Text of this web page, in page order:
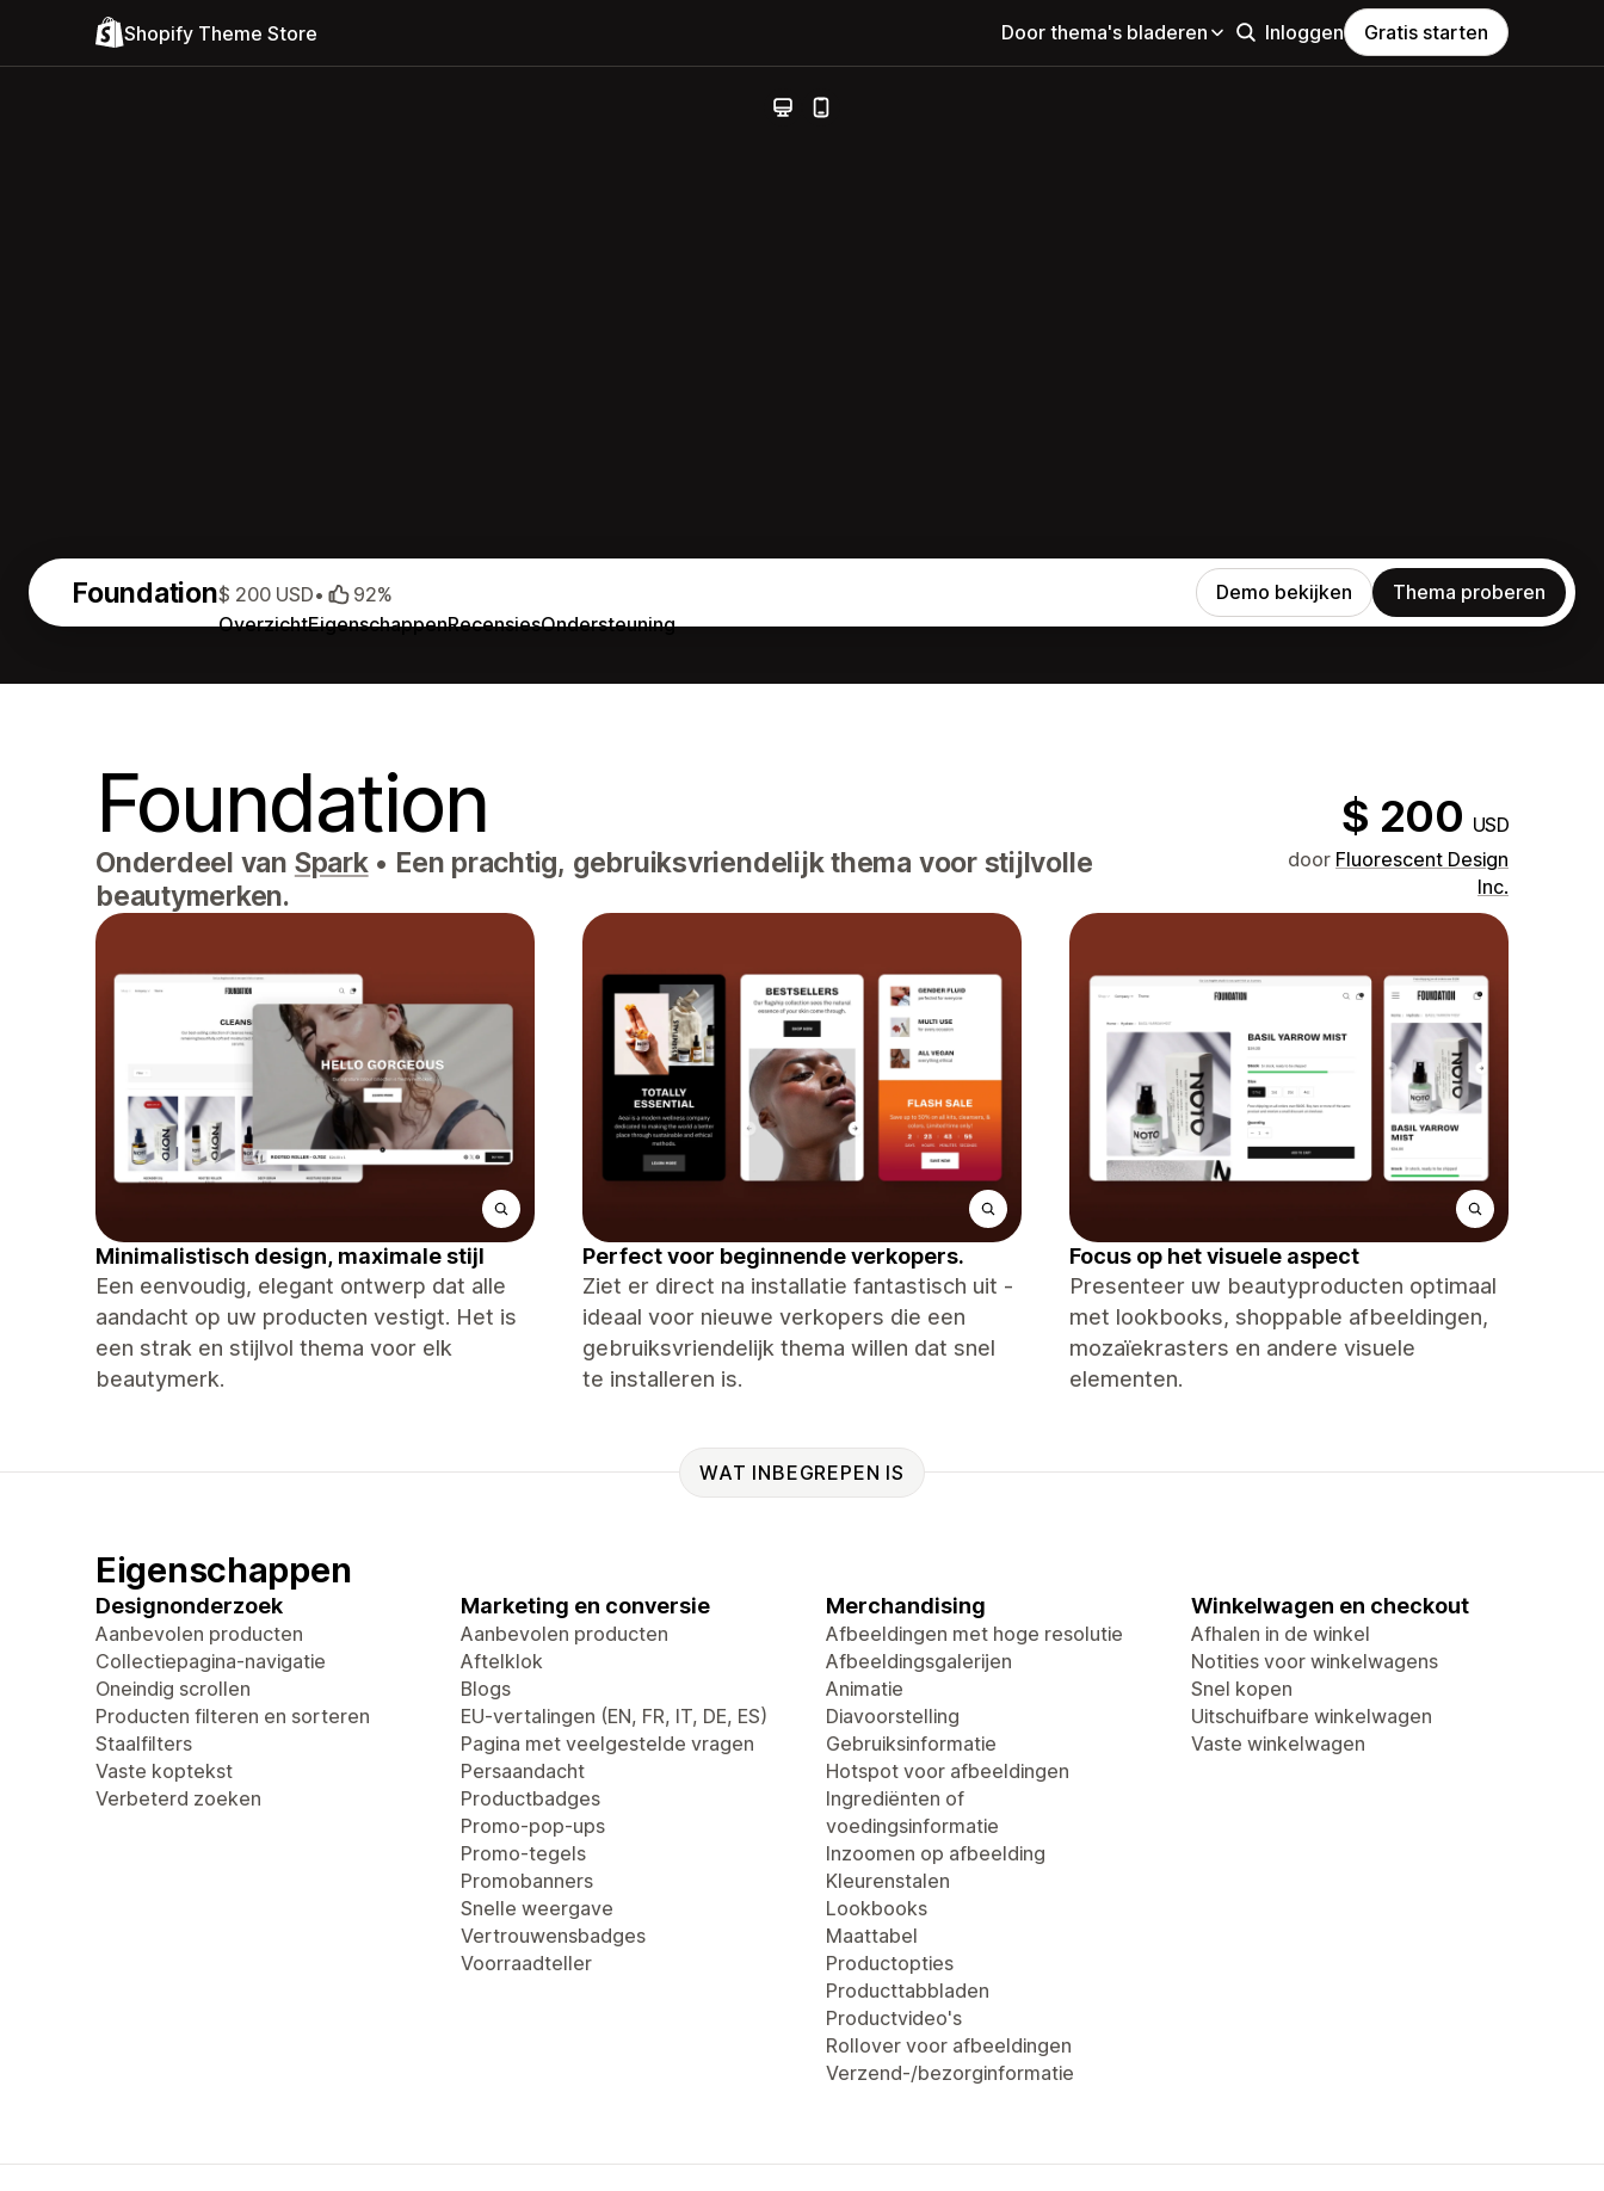
Shopify Theme Store Door thema's bladeren Inloggen Gratis starten
Foundation
OverzichtEigenschappenRecensiesOndersteuning
$ 200 USD• 92% Demo bekijken Thema proberen
Foundation $ 200 USD
Onderdeel van Spark • Een prachtig, gebruiksvriendelijk thema voor stijlvolle
beautymerken.
door Fluorescent Design
Inc.
Minimalistisch design, maximale stijl
Een eenvoudig, elegant ontwerp dat alle
aandacht op uw producten vestigt. Het is
een strak en stijlvol thema voor elk
beautymerk.
Perfect voor beginnende verkopers.
Ziet er direct na installatie fantastisch uit -
ideaal voor nieuwe verkopers die een
gebruiksvriendelijk thema willen dat snel
te installeren is.
Focus op het visuele aspect
Presenteer uw beautyproducten optimaal
met lookbooks, shoppable afbeeldingen,
mozaïekrasters en andere visuele
elementen.
WAT INBEGREPEN IS
Eigenschappen
Designonderzoek
Aanbevolen producten
Collectiepagina-navigatie
Oneindig scrollen
Producten filteren en sorteren
Staalfilters
Vaste koptekst
Verbeterd zoeken
Marketing en conversie
Aanbevolen producten
Aftelklok
Blogs
EU-vertalingen (EN, FR, IT, DE, ES)
Pagina met veelgestelde vragen
Persaandacht
Productbadges
Promo-pop-ups
Promo-tegels
Promobanners
Snelle weergave
Vertrouwensbadges
Voorraadteller
Merchandising
Afbeeldingen met hoge resolutie
Afbeeldingsgalerijen
Animatie
Diavoorstelling
Gebruiksinformatie
Hotspot voor afbeeldingen
Ingrediënten of
voedingsinformatie
Inzoomen op afbeelding
Kleurenstalen
Lookbooks
Maattabel
Productopties
Producttabbladen
Productvideo's
Rollover voor afbeeldingen
Verzend-/bezorginformatie
Winkelwagen en checkout
Afhalen in de winkel
Notities voor winkelwagens
Snel kopen
Uitschuifbare winkelwagen
Vaste winkelwagen